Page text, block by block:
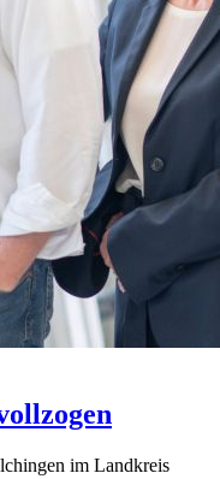
im Landkreis